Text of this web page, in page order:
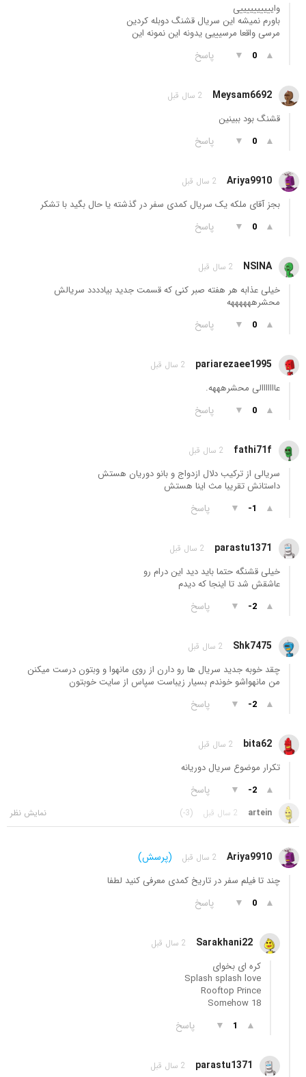
واییییییییییی
باورم نمیشه این سریال قشنگ دوبله کردین
مرسی واقعا مرسیییی یدونه این نمونه این
▲
0
▼ پاسخ
Meysam6692 2 سال قبل
قشنگ بود ببینین
▲
0
▼ پاسخ
Ariya9910 2 سال قبل
بجز آقای ملکه یک سریال کمدی سفر در گذشته یا حال بگید با تشکر
▲
0
▼ پاسخ
NSINA 2 سال قبل
خیلی عذابه هر هفته صبر کنی که قسمت جدید بیادددد سریالش
محشرههههههه
▲
0
▼ پاسخ
pariarezaee1995 2 سال قبل
عااااااالی محشرهههه.
▲
0
▼ پاسخ
fathi71f 2 سال قبل
سریالی از ترکیب دلال ازدواج و بانو دوریان هستش
داستانش تقریبا مث اینا هستش
▲
-1
▼ پاسخ
parastu1371 2 سال قبل
خیلی قشنگه حتما باید دید این درام رو
عاشقش شد تا اینجا که دیدم
▲
-2
▼ پاسخ
Shk7475 2 سال قبل
چقد خوبه جدید سریال ها رو دارن از روی مانهوا و وبتون درست میکنن
من مانهواشو خوندم بسیار زیباست سپاس از سایت خوبتون
▲
-2
▼ پاسخ
bita62 2 سال قبل
تکرار موضوع سریال دوریانه
▲
-2
▼ پاسخ
artein 2 سال قبل (-3)
Ariya9910 2 سال قبل (پرسش)
چند تا فیلم سفر در تاریخ کمدی معرفی کنید لطفا
▲
0
▼ پاسخ
Sarakhani22 2 سال قبل
کره ای بخوای
Splash splash love
Rooftop Prince
Somehow 18
▲
1
▼ پاسخ
parastu1371 2 سال قبل